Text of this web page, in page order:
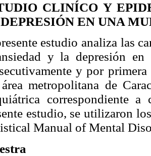
CLINÍCO Y
EN UNA
estudio analiza las
y la depresión
y por
metropolitana de
correspondiente
estudio, se utilizaron
Manual of Mental